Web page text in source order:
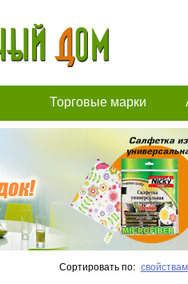
Торговые марки
Сортировать по: свойствам